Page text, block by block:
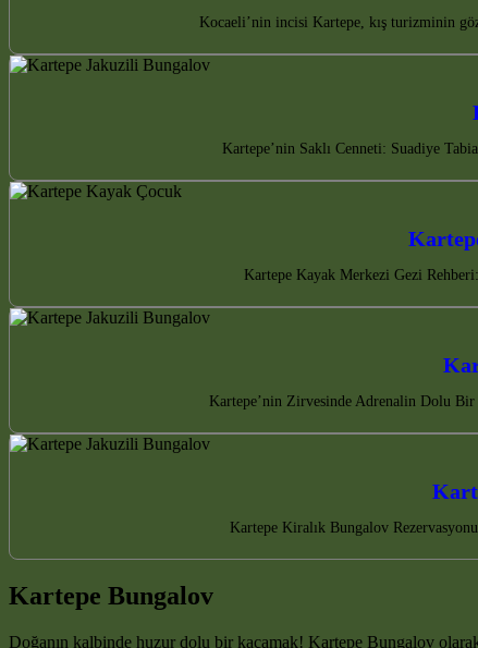
Kocaeli’nin incisi Kartepe, kış turizminin
Kartepe’nin Saklı Cenneti: Suadiye
Kartepe Kayak Merkezi Gezi
Kartepe’nin Zirvesinde Adrenalin Dolu
Kartepe Kiralık Bungalov
Kartepe Bungalov
Doğanın kalbinde huzur dolu bir kaçamak! Kartepe Bungalov